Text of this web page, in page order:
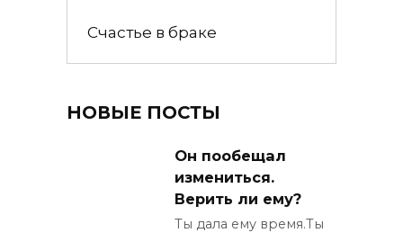
Счастье в браке
НОВЫЕ ПОСТЫ
Он пообещал
измениться.
Верить ли ему?
Ты дала ему время.Ты